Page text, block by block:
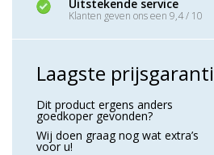
Uitstekende service
Klanten geven ons een 9,4 / 10
Laagste
Dit product ergens anders
goedkoper gevonden?
Wij doen graag nog wat extra’s
voor u!